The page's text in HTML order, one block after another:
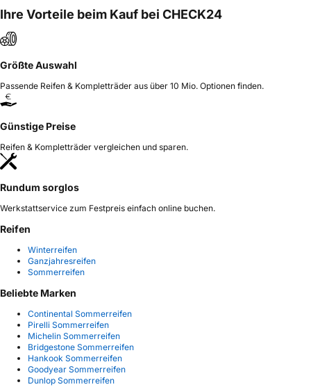
Ihre Vorteile beim Kauf bei CHECK24
Größte Auswahl
Passende Reifen & Kompletträder aus über 10 Mio. Optionen finden.
Günstige Preise
Reifen & Kompletträder vergleichen und sparen.
Rundum sorglos
Werkstattservice zum Festpreis einfach online buchen.
Reifen
Winterreifen
Ganzjahresreifen
Sommerreifen
Beliebte Marken
Continental Sommerreifen
Pirelli Sommerreifen
Michelin Sommerreifen
Bridgestone Sommerreifen
Hankook Sommerreifen
Goodyear Sommerreifen
Dunlop Sommerreifen